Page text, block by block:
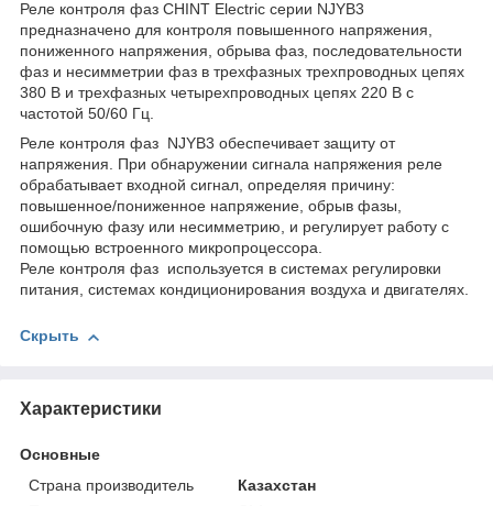
Реле контроля фаз CHINT Electric серии NJYB3
предназначено для контроля повышенного напряжения,
пониженного напряжения, обрыва фаз, последовательности
фаз и несимметрии фаз в трехфазных трехпроводных цепях
380 В и трехфазных четырехпроводных цепях 220 В с
частотой 50/60 Гц.
Реле контроля фаз NJYB3 обеспечивает защиту от
напряжения. При обнаружении сигнала напряжения реле
обрабатывает входной сигнал, определяя причину:
повышенное/пониженное напряжение, обрыв фазы,
ошибочную фазу или несимметрию, и регулирует работу с
помощью встроенного микропроцессора.
Реле контроля фаз используется в системах регулировки
питания, системах кондиционирования воздуха и двигателях.
Скрыть
Характеристики
Основные
Страна производитель
Казахстан